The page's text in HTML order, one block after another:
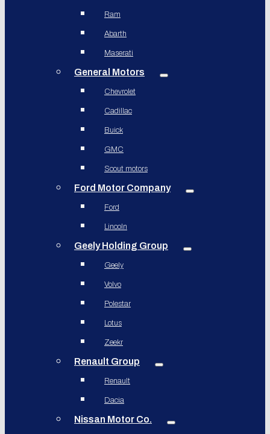
Ram
Abarth
Maserati
General Motors
Chevrolet
Cadillac
Buick
GMC
Scout motors
Ford Motor Company
Ford
Lincoln
Geely Holding Group
Geely
Volvo
Polestar
Lotus
Zeekr
Renault Group
Renault
Dacia
Nissan Motor Co.